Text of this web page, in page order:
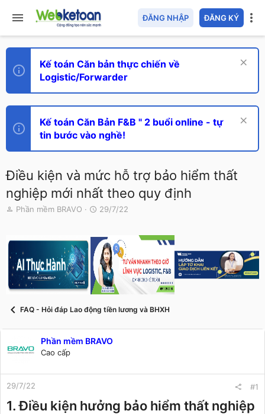
ĐĂNG NHẬP ĐĂNG KÝ
Kế toán Căn bản thực chiến về
Logistic/Forwarder
Kế toán Căn Bản F&B " 2 buổi online - tự
tin bước vào nghề!
Điều kiện và mức hỗ trợ bảo hiểm thất
nghiệp mới nhất theo quy định
T
e
a
d
s
a
Phần mềm BRAVO
N
y
g
ử
i
29/7/22
FAQ - Hỏi đáp Lao động tiền lương và BHXH
Phần mềm BRAVO
Cao cấp
29/7/22 #1
1. Điều kiện hưởng bảo hiểm thất nghiệp